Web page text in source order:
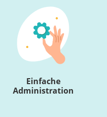
Einfache
Administration